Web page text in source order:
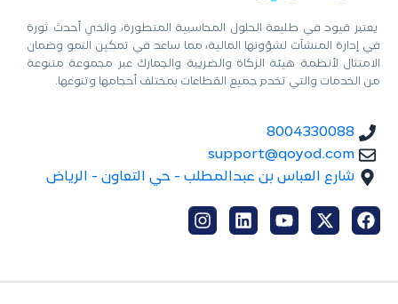
يعتبر قيود في طليعة الحلول المحاسبية المتطورة، والذي أحدث ثورة
في إدارة المنشآت لشؤونها المالية، مما ساعد في تمكين النمو وضمان
الامتثال لأنظمة هيئة الزكاة والضريبة والجمارك عبر مجموعة متنوعة
من الخدمات والتي تخدم جميع القطاعات بمختلف أحجامها وتنوعها.
8004330088
support@qoyod.com
شارع العباس بن عبدالمطلب - حي التعاون - الرياض